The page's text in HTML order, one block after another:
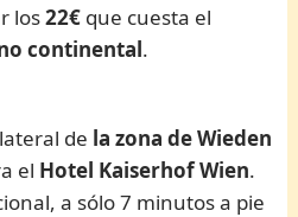
los22€ que cuesta el
continental.
de la zona de Wieden
el Hotel Kaiserhof Wien.
a sólo 7 minutos a pie